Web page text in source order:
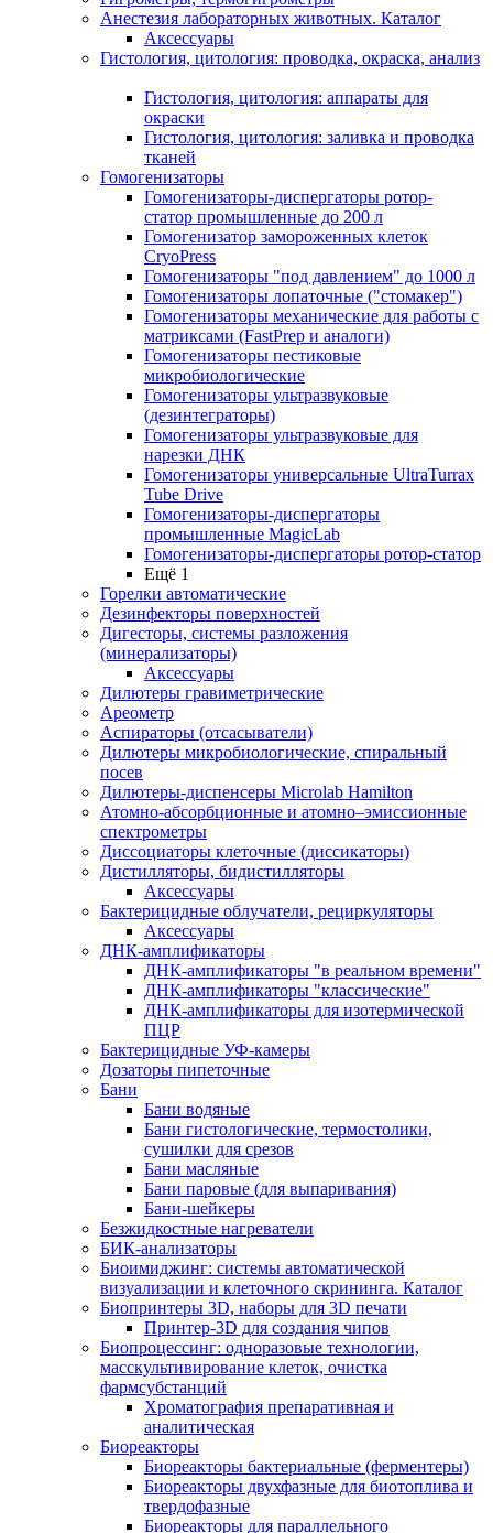
Анестезия лабораторных животных. Каталог
Аксессуары
Гистология, цитология: проводка, окраска, анализ
Гистология, цитология: аппараты для
окраски
Гистология, цитология: заливка и проводка
тканей
Гомогенизаторы
Гомогенизаторы-диспергаторы ротор-
статор промышленные до 200 л
Гомогенизатор замороженных клеток
CryoPress
Гомогенизаторы "под давлением" до 1000 л
Гомогенизаторы лопаточные ("стомакер")
Гомогенизаторы механические для работы с
матриксами (FastPrep и аналоги)
Гомогенизаторы пестиковые
микробиологические
Гомогенизаторы ультразвуковые
(дезинтеграторы)
Гомогенизаторы ультразвуковые для
нарезки ДНК
Гомогенизаторы универсальные UltraTurrax
Tube Drive
Гомогенизаторы-диспергаторы
промышленные MagicLab
Гомогенизаторы-диспергаторы ротор-статор
Ещё 1
Горелки автоматические
Дезинфекторы поверхностей
Дигесторы, системы разложения
(минерализаторы)
Аксессуары
Дилютеры гравиметрические
Ареометр
Аспираторы (отсасыватели)
Дилютеры микробиологические, спиральный
посев
Дилютеры-диспенсеры Microlab Hamilton
Атомно-абсорбционные и атомно–эмиссионные
спектрометры
Диссоциаторы клеточные (диссикаторы)
Дистилляторы, бидистилляторы
Аксессуары
Бактерицидные облучатели, рециркуляторы
Аксессуары
ДНК-амплификаторы
ДНК-амплификаторы "в реальном времени"
ДНК-амплификаторы "классические"
ДНК-амплификаторы для изотермической
ПЦР
Бактерицидные УФ-камеры
Дозаторы пипеточные
Бани
Бани водяные
Бани гистологические, термостолики,
сушилки для срезов
Бани масляные
Бани паровые (для выпаривания)
Бани-шейкеры
Безжидкостные нагреватели
БИК-анализаторы
Биоимиджинг: системы автоматической
визуализации и клеточного скрининга. Каталог
Биопринтеры 3D, наборы для 3D печати
Принтер-3D для создания чипов
Биопроцессинг: одноразовые технологии,
масскультивирование клеток, очистка
фармсубстанций
Хроматография препаративная и
аналитическая
Биореакторы
Биореакторы бактериальные (ферментеры)
Биореакторы двухфазные для биотоплива и
твердофазные
Биореакторы для параллельного